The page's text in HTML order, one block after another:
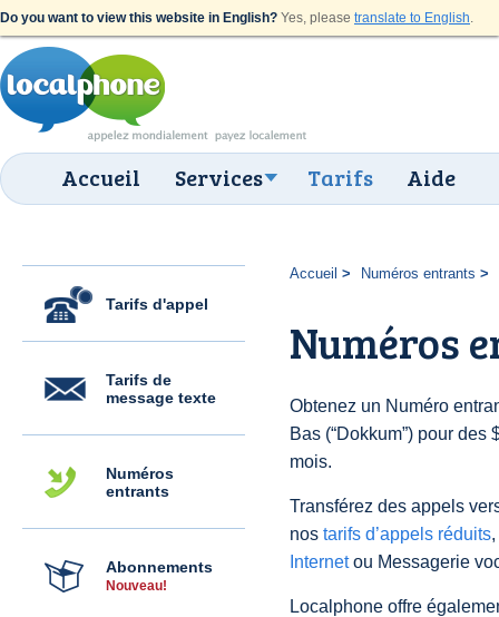
Do you want to view this website in English? Yes, please translate to English.
Accueil Services Tarifs Aide
Tarifs d'appel
Tarifs de
message texte
Numéros
entrants
Abonnements
Nouveau!
Accueil Numéros entrants
Numéros
Obtenez un Numéro
Bas (“Dokkum”) pour des
mois.
Transférez des appels
nos tarifs d’appels réduits
Internetou Messagerie
Localphone offre